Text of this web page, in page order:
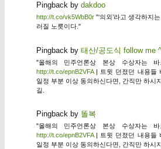
Pingback by dakdoo
http://t.co/vk5WbB0r"‘의외’라고 생각하지
러질 노릇이다."
Pingback by 태산/공도식 follow me
"올해의 민주언론상 본상 수상자는
http://t.co/epnB2VFA| 트윗 던졌던 내용들
일정 부분 이상 동의하신다면, 간직만 하시
길.
Pingback by 똘복
"올해의 민주언론상 본상 수상자는
http://t.co/epnB2VFA| 트윗 던졌던 내용들
일정 부분 이상 동의하신다면, 간직만 하시